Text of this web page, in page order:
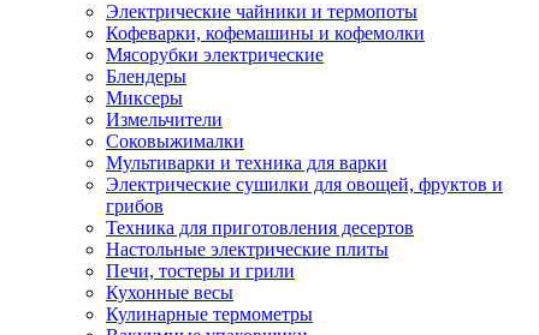
Электрические чайники и термопоты
Кофеварки, кофемашины и кофемолки
Мясорубки электрические
Блендеры
Миксеры
Измельчители
Соковыжималки
Мультиварки и техника для варки
Электрические сушилки для овощей, фруктов и
грибов
Техника для приготовления десертов
Настольные электрические плиты
Печи, тостеры и грили
Кухонные весы
Кулинарные термометры